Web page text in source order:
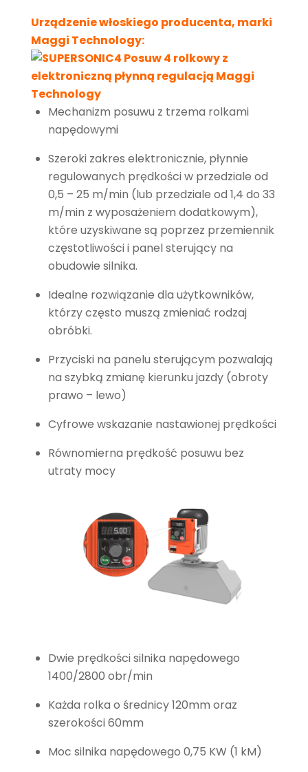
Urządzenie włoskiego producenta, marki
Maggi Technology:
Mechanizm posuwu z trzema rolkami
napędowymi
Szeroki zakres elektronicznie, płynnie
regulowanych prędkości w przedziale od
0,5 – 25 m/min (lub przedziale od 1,4 do 33
m/min z wyposażeniem dodatkowym),
które uzyskiwane są poprzez przemiennik
częstotliwości i panel sterujący na
obudowie silnika.
Idealne rozwiązanie dla użytkowników,
którzy często muszą zmieniać rodzaj
obróbki.
Przyciski na panelu sterującym pozwalają
na szybką zmianę kierunku jazdy (obroty
prawo – lewo)
Cyfrowe wskazanie nastawionej prędkości
Równomierna prędkość posuwu bez
utraty mocy
Dwie prędkości silnika napędowego
1400/2800 obr/min
Każda rolka o średnicy 120mm oraz
szerokości 60mm
Moc silnika napędowego 0,75 KW (1 kM)